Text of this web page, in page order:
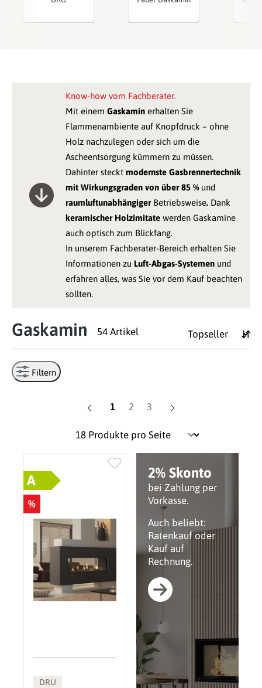
Know-how vom Fachberater.
Mit einem Gaskamin erhalten Sie
Flammenambiente auf Knopfdruck – ohne
Holz nachzulegen oder sich um die
Ascheentsorgung kümmern zu müssen.
Dahinter steckt modernste Gasbrennertechnik
mit Wirkungsgraden von über 85 % und
raumluftunabhängiger Betriebsweise. Dank
keramischer Holzimitate werden Gaskamine
auch optisch zum Blickfang.
In unserem Fachberater-Bereich erhalten Sie
Informationen zu Luft-Abgas-Systemen und
erfahren alles, was Sie vor dem Kauf beachten
sollten.
Gaskamin 54 Artikel
Filtern
Seite
1 Seite
2 Seite
3
2% Skonto
bei Zahlung per
Vorkasse.
Auch beliebt:
Ratenkauf oder
Kauf auf
Rechnung.
A
%
DRU